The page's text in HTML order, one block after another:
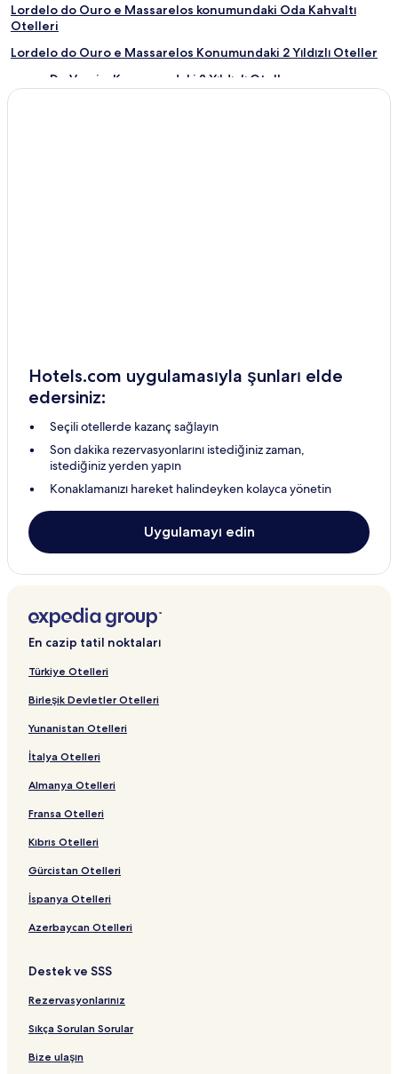
Lordelo do Ouro e Massarelos konumundaki Oda Kahvaltı
Otelleri
Lordelo do Ouro e Massarelos Konumundaki 2 Yıldızlı Oteller
Povoa De Varzim Konumundaki 3 Yıldızlı Oteller
Vila Nova de Gaia Konumundaki 5 Yıldızlı Oteller
Vila Nova de Gaia şehrindeki Spalı Resortlar ve Oteller
Vila Nova de Gaia Otelleri
Valongo Otelleri
Maia Otelleri
Passos Otelleri
Amarante Otelleri
Matosinhos konumundaki Apart Daireler
Matosinhos konumundaki Oda Kahvaltı Otelleri
Trofa Otelleri
Vila do Conde konumundaki Oda Kahvaltı Otelleri
Vila do Conde Konumundaki 3 Yıldızlı Oteller
Vila do Conde Konumundaki 4 Yıldızlı Oteller
Penafiel Otelleri
Lousada Otelleri
Hotels.com uygulamasıyla şunları elde
edersiniz:
Seçili otellerde kazanç sağlayın
Son dakika rezervasyonlarını istediğiniz zaman,
istediğiniz yerden yapın
Konaklamanızı hareket halindeyken kolayca yönetin
Uygulamayı edin
En cazip tatil noktaları
Türkiye Otelleri
Birleşik Devletler Otelleri
Yunanistan Otelleri
İtalya Otelleri
Almanya Otelleri
Fransa Otelleri
Kıbrıs Otelleri
Gürcistan Otelleri
İspanya Otelleri
Azerbaycan Otelleri
Destek ve SSS
Rezervasyonlarınız
Sıkça Sorulan Sorular
Bize ulaşın